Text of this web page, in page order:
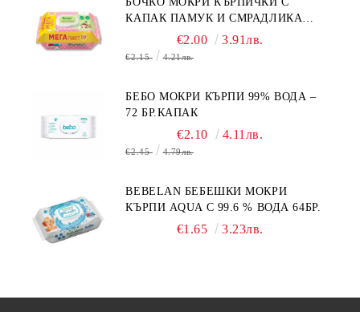
КАПАК ПАМУК И СМРАДЛИКА
€2.00 3.91лв.
€2.15 4.21лв.
БЕБО МОКРИ КЪРПИ 99% ВОДА –
72 БР.КАПАК
€2.10 4.11лв.
€2.45 4.79лв.
BEBELAN БЕБЕШКИ МОКРИ
КЪРПИ AQUA С 99.6 % ВОДА 64БР.
€1.65 3.23лв.